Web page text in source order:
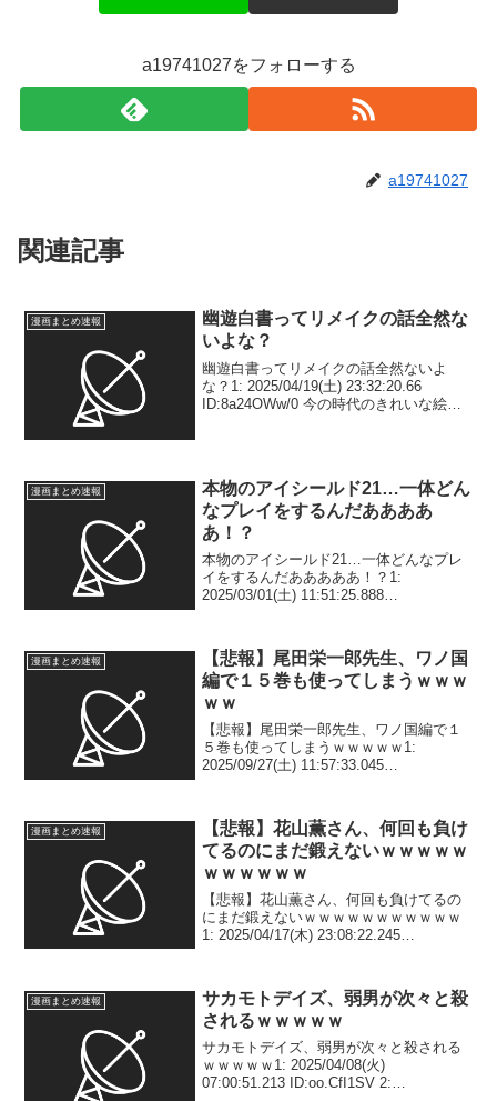
a19741027をフォローする
a19741027
関連記事
漫画まとめ速報
幽遊白書ってリメイクの話全然な
いよな？
幽遊白書ってリメイクの話全然ないよ
な？1: 2025/04/19(土) 23:32:20.66
ID:8a24OWw/0 今の時代のきれいな絵で
漫画まとめ速報
本物のアイシールド21…一体どん
なプレイをするんだああああ
あ！？
本物のアイシールド21…一体どんなプレ
イをするんだあああああ！？1:
2025/03/01(土) 11:51:25.888
ID:.13VQxA...
漫画まとめ速報
【悲報】尾田栄一郎先生、ワノ国
編で１５巻も使ってしまうｗｗｗ
ｗｗ
【悲報】尾田栄一郎先生、ワノ国編で１
５巻も使ってしまうｗｗｗｗｗ1:
2025/09/27(土) 11:57:33.045
漫画まとめ速報
【悲報】花山薫さん、何回も負け
てるのにまだ鍛えないｗｗｗｗｗ
ｗｗｗｗｗｗ
【悲報】花山薫さん、何回も負けてるの
にまだ鍛えないｗｗｗｗｗｗｗｗｗｗｗ
1: 2025/04/17(木) 23:08:22.245
漫画まとめ速報
サカモトデイズ、弱男が次々と殺
されるｗｗｗｗｗ
サカモトデイズ、弱男が次々と殺される
ｗｗｗｗｗ1: 2025/04/08(火)
07:00:51.213 ID:oo.CfI1SV 2: